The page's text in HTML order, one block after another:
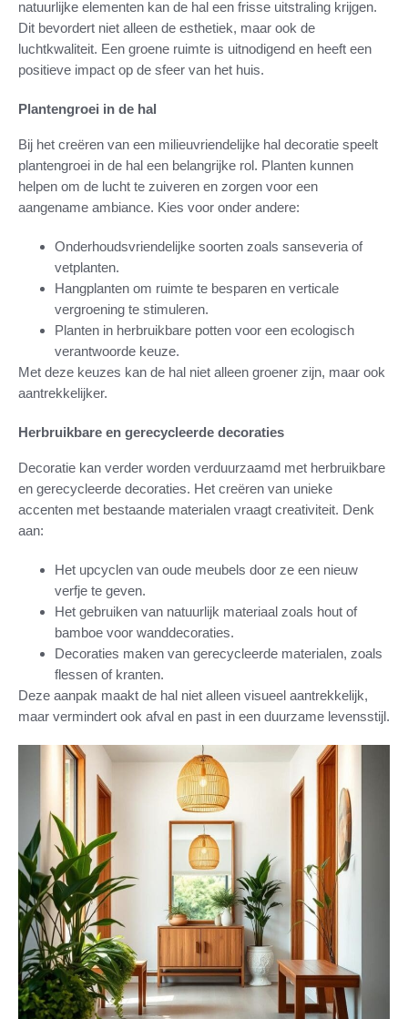
natuurlijke elementen kan de hal een frisse uitstraling krijgen.
Dit bevordert niet alleen de esthetiek, maar ook de
luchtkwaliteit. Een groene ruimte is uitnodigend en heeft een
positieve impact op de sfeer van het huis.
Plantengroei in de hal
Bij het creëren van een milieuvriendelijke hal decoratie speelt
plantengroei in de hal een belangrijke rol. Planten kunnen
helpen om de lucht te zuiveren en zorgen voor een
aangename ambiance. Kies voor onder andere:
Onderhoudsvriendelijke soorten zoals sanseveria of
vetplanten.
Hangplanten om ruimte te besparen en verticale
vergroening te stimuleren.
Planten in herbruikbare potten voor een ecologisch
verantwoorde keuze.
Met deze keuzes kan de hal niet alleen groener zijn, maar ook
aantrekkelijker.
Herbruikbare en gerecycleerde decoraties
Decoratie kan verder worden verduurzaamd met herbruikbare
en gerecycleerde decoraties. Het creëren van unieke
accenten met bestaande materialen vraagt creativiteit. Denk
aan:
Het upcyclen van oude meubels door ze een nieuw
verfje te geven.
Het gebruiken van natuurlijk materiaal zoals hout of
bamboe voor wanddecoraties.
Decoraties maken van gerecycleerde materialen, zoals
flessen of kranten.
Deze aanpak maakt de hal niet alleen visueel aantrekkelijk,
maar vermindert ook afval en past in een duurzame levensstijl.